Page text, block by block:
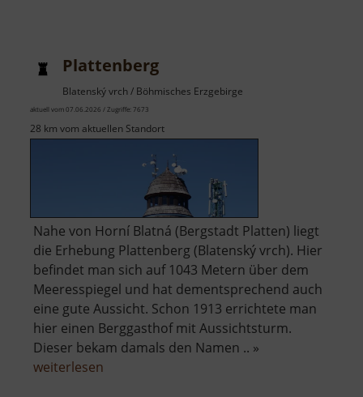
Plattenberg
Blatenský vrch / Böhmisches Erzgebirge
aktuell vom 07.06.2026 / Zugriffe: 7673
28 km vom aktuellen Standort
Nahe von Horní Blatná (Bergstadt Platten) liegt
die Erhebung Plattenberg (Blatenský vrch). Hier
befindet man sich auf 1043 Metern über dem
Meeresspiegel und hat dementsprechend auch
eine gute Aussicht. Schon 1913 errichtete man
hier einen Berggasthof mit Aussichtsturm.
Dieser bekam damals den Namen .. »
weiterlesen